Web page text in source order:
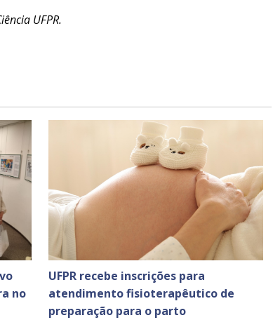
UFPR.
no
UFPR recebe inscrições para
atendimento fisioterapêutico de
preparação para o parto